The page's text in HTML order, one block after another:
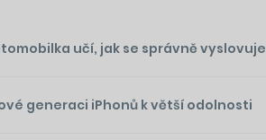
učí, jak se správně vyslovuje
generaci iPhonů k větší odolnosti